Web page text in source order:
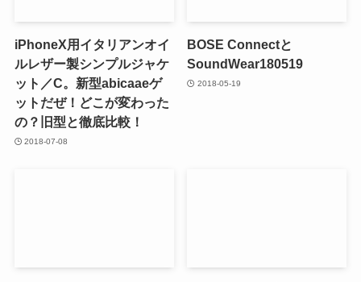
iPhoneX用イタリアンオイ
ルレザー製シンプルジャケ
ット／C。新型abicaaeゲ
ットだぜ！どこが変わった
の？旧型と徹底比較！
2018-07-08
BOSE Connectと
SoundWear180519
2018-05-19